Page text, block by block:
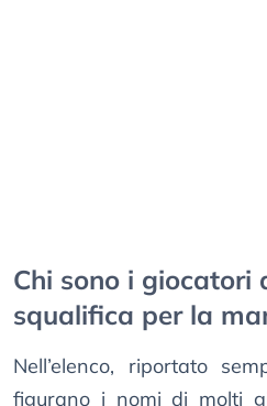
Chi sono i giocatori
squalifica per la
Nell’elenco, riportato
figurano i nomi di molti